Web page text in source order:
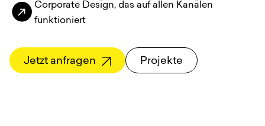
Anfrage
ENDE
Corporate Design, das auf allen Kanälen
funktioniert
Jetzt anfragen Projekte